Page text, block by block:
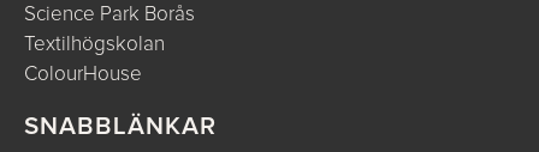
Science Park Borås
Textilhögskolan
ColourHouse
SNABBLÄNKAR